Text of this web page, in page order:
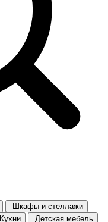
Шкафы и стеллажи
Кухни
Детская мебель